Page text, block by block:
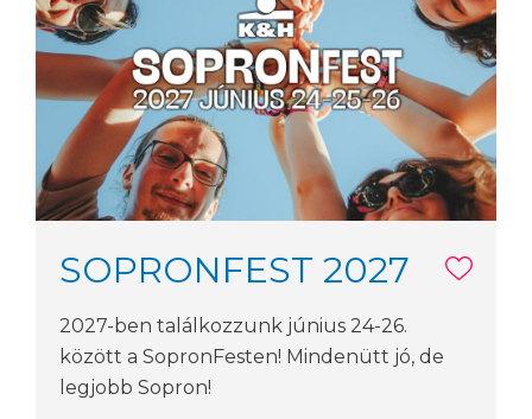
SOPRONFEST 2027
2027-ben találkozzunk június 24-26.
között a SopronFesten! Mindenütt jó, de
legjobb Sopron!